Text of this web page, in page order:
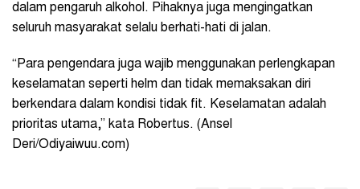
dalam pengaruh alkohol. Pihaknya juga mengingatkan
seluruh masyarakat selalu berhati-hati di jalan.
“Para pengendara juga wajib menggunakan perlengkapan
keselamatan seperti helm dan tidak memaksakan diri
berkendara dalam kondisi tidak fit. Keselamatan adalah
prioritas utama,” kata Robertus. (Ansel
Deri/Odiyaiwuu.com)